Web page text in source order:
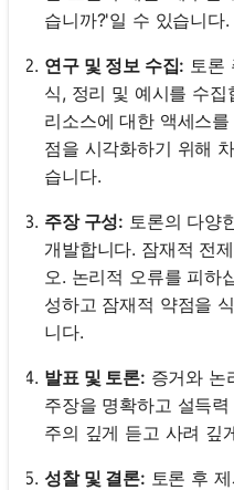
습니까?'일 수 있습니다.
연구 및 정보 수집: 토론
식, 정리 및 예시를 수
리소스에 대한 액세스
점을 시각화하기 위해
습니다.
주장 구성: 토론의 다양
개발합니다. 잠재적 전
오. 논리적 오류를 피하
성하고 잠재적 약점을
니다.
발표 및 토론: 증거와 논
주장을 명확하고 설득
주의 깊게 듣고 사려 깊
성찰 및 결론: 토론 후